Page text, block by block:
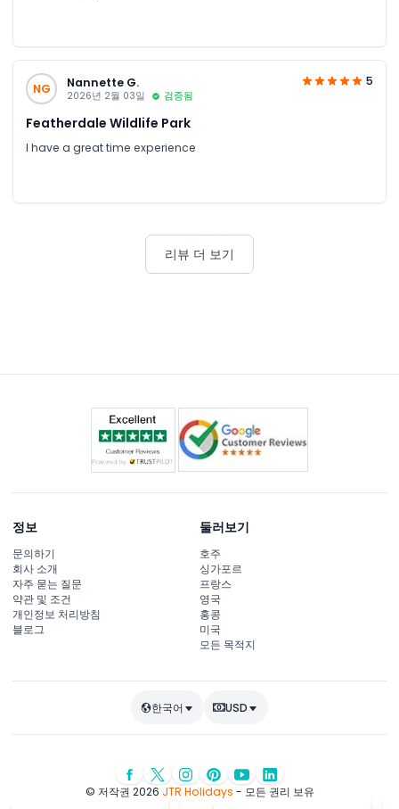
NG Nannette G.
2026년 2월 03일 검증됨
5
Featherdale Wildlife Park
I have a great time experience
리뷰 더 보기
정보
문의하기
회사 소개
자주 묻는 질문
약관 및 조건
개인정보 처리방침
블로그
둘러보기
호주
싱가포르
프랑스
영국
홍콩
미국
모든 목적지
한국어 USD
© 저작권 2026 JTR Holidays - 모든 권리 보유